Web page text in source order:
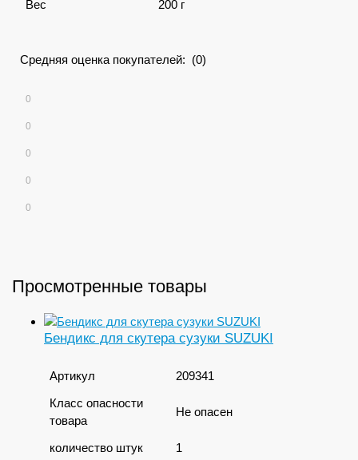
Вес
200 г
Средняя оценка покупателей: (0)
0
0
0
0
0
Просмотренные товары
Бендикc для скутера сузуки SUZUKI
Артикул
209341
Класс опасности
товара
Не опасен
количество штук
1